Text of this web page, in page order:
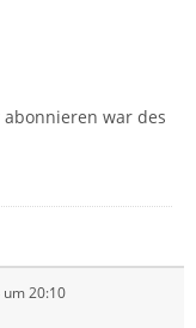
abonnieren war des
20:10